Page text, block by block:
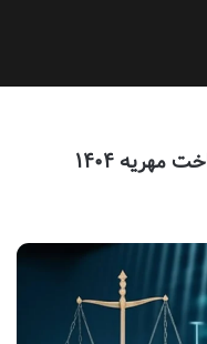
۱۴۰۴